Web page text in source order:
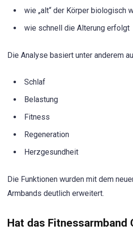
wie „alt“ der Körper biologisch
wie schnell die Alterung erfolgt
Die Analyse basiert unter anderem
Schlaf
Belastung
Fitness
Regeneration
Herzgesundheit
Die Funktionen wurden mit dem
Armbands deutlich erweitert.
Hat das Fitnessarmband